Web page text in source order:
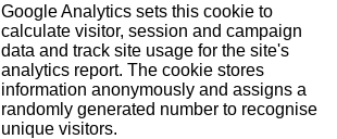
Google Analytics sets this cookie to
calculate visitor, session and campaign
data and track site usage for the site's
analytics report. The cookie stores
information anonymously and assigns a
randomly generated number to recognise
unique visitors.